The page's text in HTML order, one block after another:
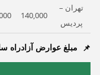
تهران –
پردیس
140,000
مبلغ عوارض آزادراه